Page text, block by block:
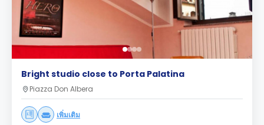
Bright studio close to Porta Palatina
Piazza Don Albera
เพิ่มเติม